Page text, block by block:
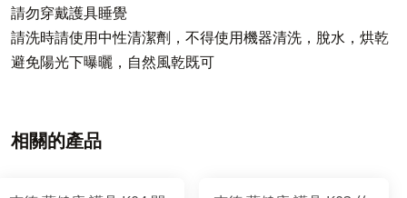
請勿穿戴護具睡覺
請洗時請使用中性清潔劑，不得使用機器清洗，脫水，烘乾
避免陽光下曝曬，自然風乾既可
相關的產品